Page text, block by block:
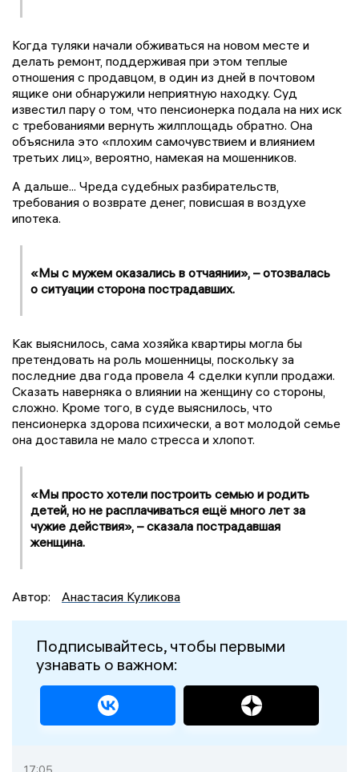
Когда туляки начали обживаться на новом месте и
делать ремонт, поддерживая при этом теплые
отношения с продавцом, в один из дней в почтовом
ящике они обнаружили неприятную находку. Суд
известил пару о том, что пенсионерка подала на них иск
с требованиями вернуть жилплощадь обратно. Она
объяснила это «плохим самочувствием и влиянием
третьих лиц», вероятно, намекая на мошенников.
А дальше... Чреда судебных разбирательств,
требования о возврате денег, повисшая в воздухе
ипотека.
«Мы с мужем оказались в отчаянии», – отозвалась
о ситуации сторона пострадавших.
Как выяснилось, сама хозяйка квартиры могла бы
претендовать на роль мошенницы, поскольку за
последние два года провела 4 сделки купли продажи.
Сказать наверняка о влиянии на женщину со стороны,
сложно. Кроме того, в суде выяснилось, что
пенсионерка здорова психически, а вот молодой семье
она доставила не мало стресса и хлопот.
«Мы просто хотели построить семью и родить
детей, но не расплачиваться ещё много лет за
чужие действия», – сказала пострадавшая
женщина.
Автор: Анастасия Куликова
Подписывайтесь, чтобы первыми
узнавать о важном: